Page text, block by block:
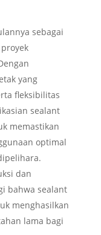
sebagai
yang
fleksibilitas
sealant
memastikan
optimal
dan
bahwa sealant
menghasilkan
lama bagi